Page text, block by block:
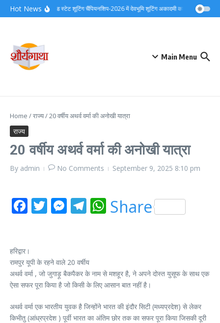
Skip to content
Hot News24वीं उत्तराखंड स्टेट शूटिंग चैंपियनशिप-2026 में देवभूमि शूटिंग अकादमी का शानदार
Main Menu
Home /राज्य/20 वर्षीय अथर्व वर्मा की अनोखी यात्रा
राज्य
20 वर्षीय अथर्व वर्मा की अनोखी यात्रा
By admin No Comments September 9, 2025 8:10 pm
Facebook
Twitter
Messenger
Telegram
WhatsApp
Share
हरिद्वार।
रामपुर यूपी के रहने वाले 20 वर्षीय
अथर्व वर्मा , जो जुगाड़ू बैकपैकर के नाम से मशहूर है, ने अपने दोस्त युसूफ के साथ एक
ऐसा सफर पूरा किया है जो किसी के लिए आसान बात नहीं है।
अथर्व वर्मा एक भारतीय युवक है जिन्होंने भारत की इंदौर सिटी (मध्यप्रदेश) से लेकर
किभीतु (आंध्रप्रदेश ) पूर्वी भारत का अंतिम छोर तक का सफर पूरा किया जिसकी दूरी